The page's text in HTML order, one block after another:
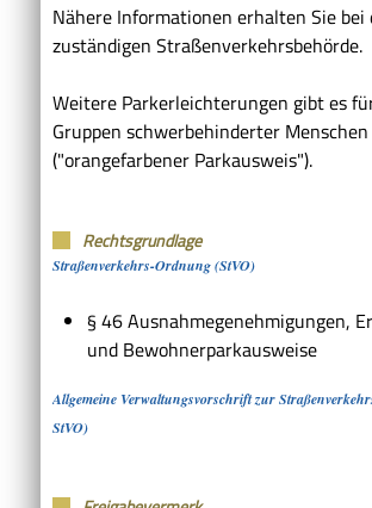
Nähere Informationen erhalten Sie bei
zuständigen Straßenverkehrsbehörde.
Weitere Parkerleichterungen gibt es
Gruppen schwerbehinderter Menschen
("orangefarbener Parkausweis").
Rechtsgrundlage
Straßenverkehrs-Ordnung (StVO)
§ 46 Ausnahmegenehmigungen,
und Bewohnerparkausweise
Allgemeine Verwaltungsvorschrift zur
StVO)